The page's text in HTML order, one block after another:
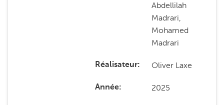
Abdellilah
Madrari,
Mohamed
Madrari
Réalisateur Oliver Laxe
Année 2025